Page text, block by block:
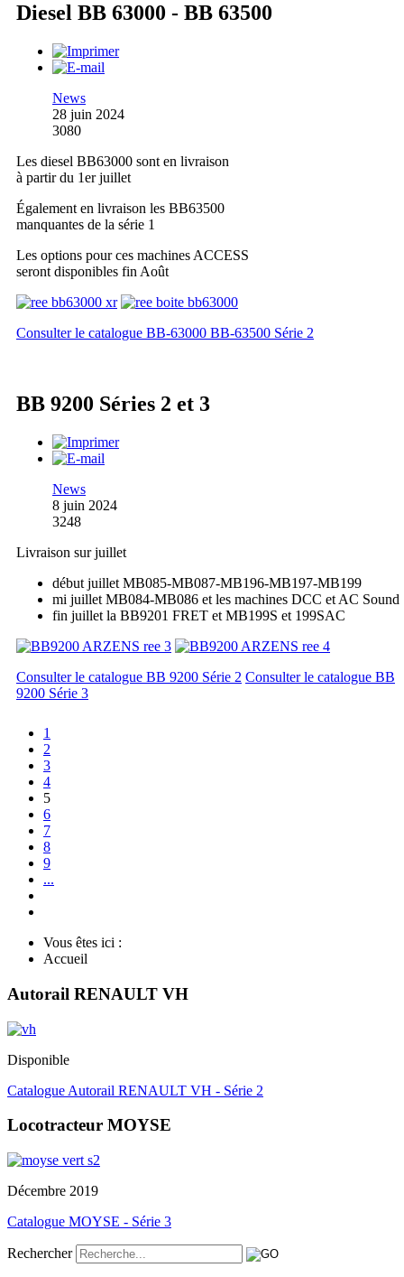
Diesel BB 63000 - BB 63500
News
28 juin 2024
3080
Les diesel BB63000 sont en livraison
à partir du 1er juillet
Également en livraison les BB63500
manquantes de la série 1
Les options pour ces machines ACCESS
seront disponibles fin Août
Consulter le catalogue BB-63000 BB-63500 Série 2
BB 9200 Séries 2 et 3
News
8 juin 2024
3248
Livraison sur juillet
début juillet MB085-MB087-MB196-MB197-MB199
mi juillet MB084-MB086 et les machines DCC et AC Sound
fin juillet la BB9201 FRET et MB199S et 199SAC
Consulter le catalogue BB 9200 Série 2 Consulter le catalogue BB
9200 Série 3
1
2
3
4
5
6
7
8
9
...
Vous êtes ici :
Accueil
Autorail RENAULT VH
Disponible
Catalogue Autorail RENAULT VH - Série 2
Locotracteur MOYSE
Décembre 2019
Catalogue MOYSE - Série 3
Rechercher